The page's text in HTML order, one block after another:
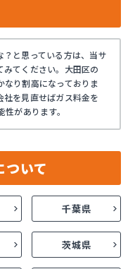
？と思っている方は、当サ
みてください。大田区の
り割高になっておりま
社を見直せばガス料金を
があります。
いて
千葉県
茨城県